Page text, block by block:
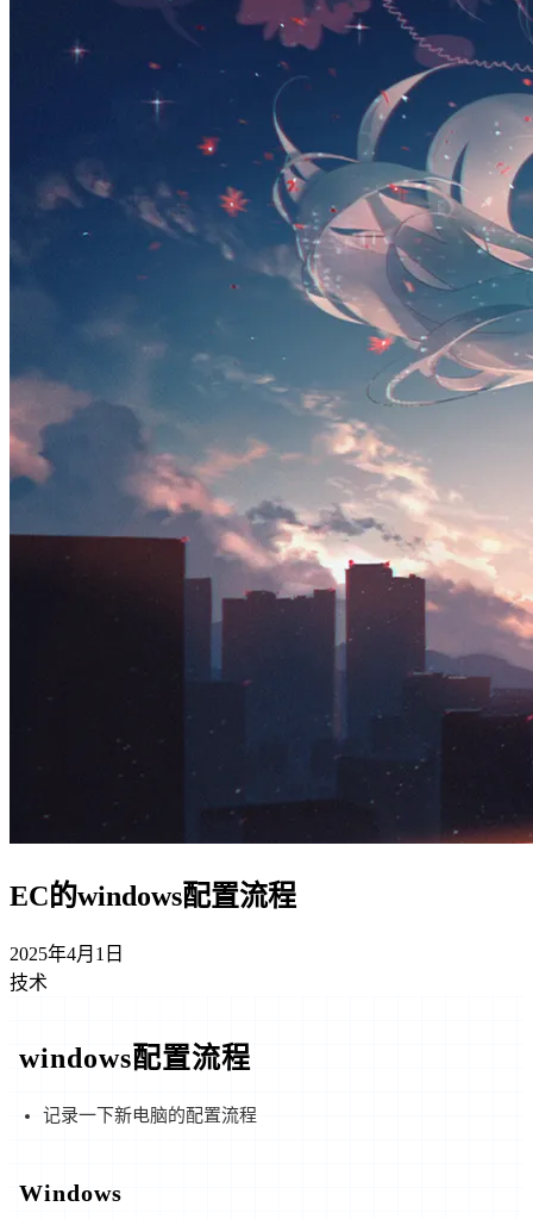
EC的windows配置流程
2025年4月1日
技术
windows配置流程
记录一下新电脑的配置流程
Windows